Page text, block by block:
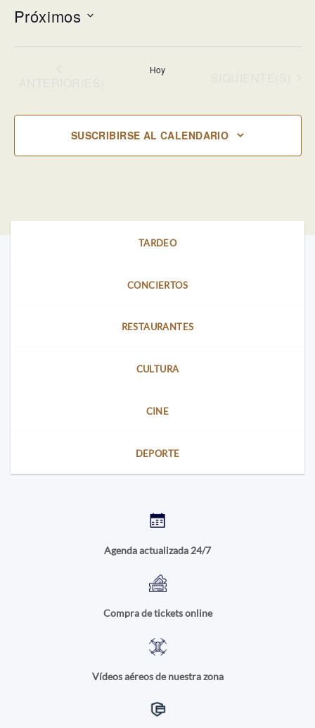
Próximos
Hoy
SUSCRIBIRSE AL CALENDARIO
TARDEO
CONCIERTOS
RESTAURANTES
CULTURA
CINE
DEPORTE
Agenda actualizada 24/7
Compra de tickets online
Vídeos aéreos de nuestra zona